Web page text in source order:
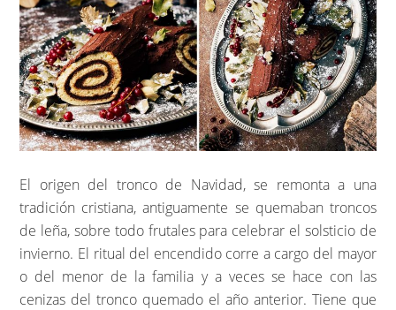
El origen del tronco de Navidad, se remonta a una
tradición cristiana, antiguamente se quemaban troncos
de leña, sobre todo frutales para celebrar el solsticio de
invierno. El ritual del encendido corre a cargo del mayor
o del menor de la familia y a veces se hace con las
cenizas del tronco quemado el año anterior. Tiene que